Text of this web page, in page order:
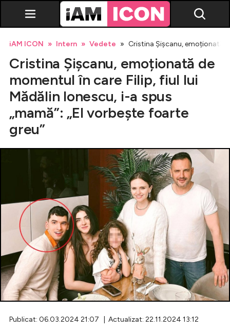
Vedete
Evenimente
Emisiuni TV
Lifestyle
Celebrități
Breaking News
iAM ICON Intern Vedete Cristina Șișcanu, emoționată
Cristina Șișcanu, emoționată de
momentul în care Filip, fiul lui
Mădălin Ionescu, i-a spus
„mamă”: „El vorbește foarte
greu”
Publicat: 06.03.2024 21:07 | Actualizat: 22.11.2024 13:12